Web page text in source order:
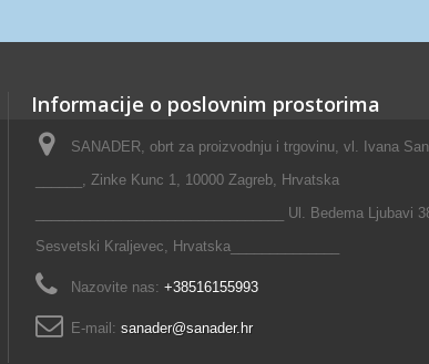
Informacije o poslovnim prostorima
SANADER, obrt za proizvodnju i trgovinu, vl. Ivana
______, Zinke Kunc 1, 10000 Zagreb, Hrvatska
________________________________ Ul. Bedema Ljubavi
Sesvetski Kraljevec, Hrvatska______________
Nazovite nas: +38516155993
E-mail: sanader@sanader.hr